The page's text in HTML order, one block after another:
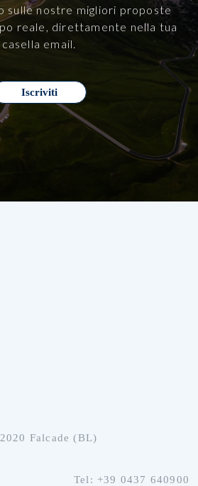
sulle nostre migliori proposte
reale, direttamente nella tua
casella email.
Iscriviti
Falcade (BL)
Tel: +39 0437 640900